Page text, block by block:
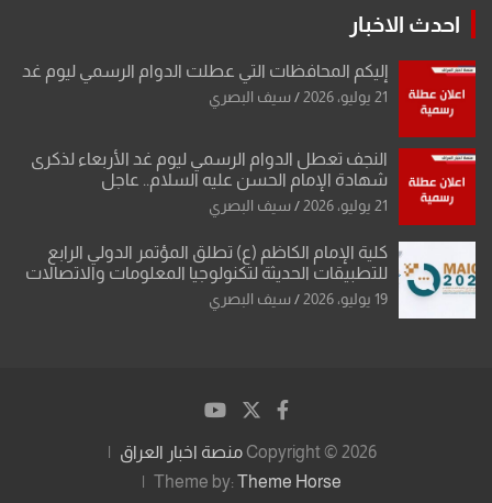
احدث الاخبار
إليكم المحافظات التي عطلت الدوام الرسمي ليوم غد
21 يوليو، 2026 سيف البصري
النجف تعطل الدوام الرسمي ليوم غد الأربعاء لذكرى
شهادة الإمام الحسن عليه السلام.. عاجل
21 يوليو، 2026 سيف البصري
كلية الإمام الكاظم (ع) تطلق المؤتمر الدولي الرابع
للتطبيقات الحديثة لتكنولوجيا المعلومات والاتصالات
19 يوليو، 2026 سيف البصري
Copyright © 2026 منصة اخبار العراق
Theme by: Theme Horse